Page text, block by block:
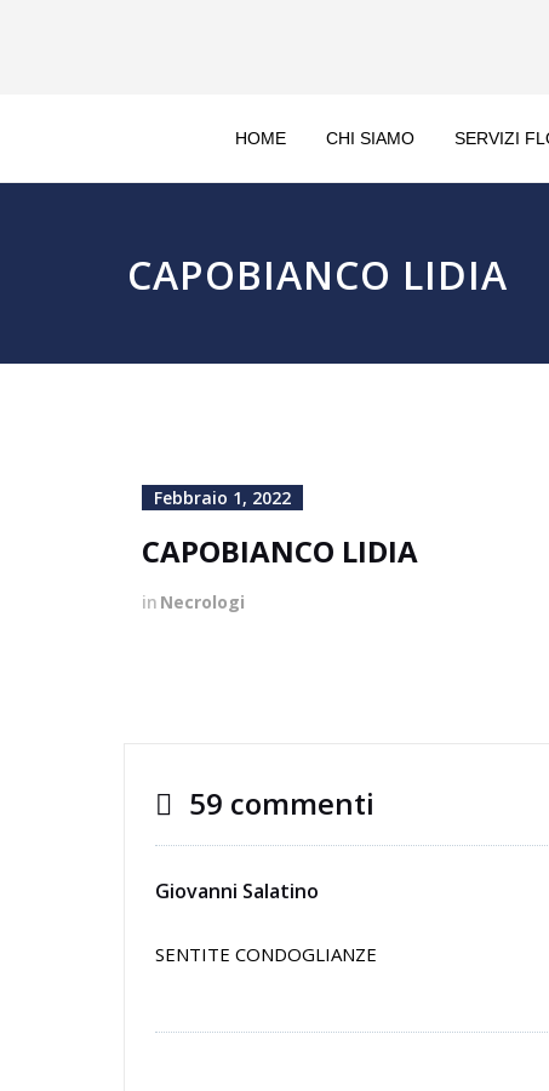
HOME CHI SIAMO SERVIZI
CAPOBIANCO LIDIA
Febbraio 1, 2022
CAPOBIANCO LIDIA
in Necrologi
59 commenti
Giovanni Salatino
SENTITE CONDOGLIANZE